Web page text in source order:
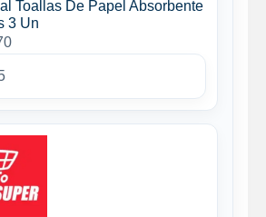
Toallas De Papel Absorbente
3 Un